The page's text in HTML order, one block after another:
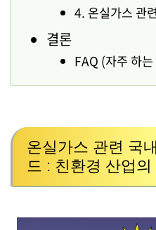
4. 온실가스 관
결론
FAQ (자주 하
온실가스 관련 국
드 : 친환경 산업의